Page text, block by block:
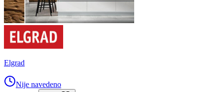
Elgrad
Nije navedeno